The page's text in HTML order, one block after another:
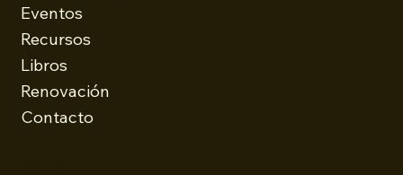
Eventos
Recursos
Libros
Renovación
Contacto